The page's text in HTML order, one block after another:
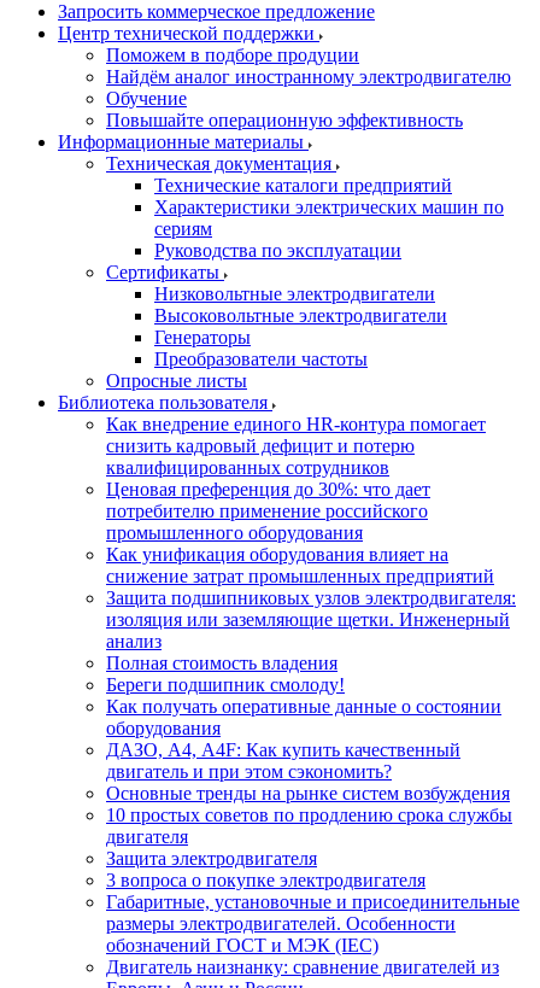
Запросить коммерческое предложение
Центр технической поддержки
Поможем в подборе продуции
Найдём аналог иностранному электродвигателю
Обучение
Повышайте операционную эффективность
Информационные материалы
Техническая документация
Технические каталоги предприятий
Характеристики электрических машин по
сериям
Руководства по эксплуатации
Сертификаты
Низковольтные электродвигатели
Высоковольтные электродвигатели
Генераторы
Преобразователи частоты
Опросные листы
Библиотека пользователя
Как внедрение единого HR-контура помогает
снизить кадровый дефицит и потерю
квалифицированных сотрудников
Ценовая преференция до 30%: что дает
потребителю применение российского
промышленного оборудования
Как унификация оборудования влияет на
снижение затрат промышленных предприятий
Защита подшипниковых узлов электродвигателя:
изоляция или заземляющие щетки. Инженерный
анализ
Полная стоимость владения
Береги подшипник смолоду!
Как получать оперативные данные о состоянии
оборудования
ДАЗО, А4, А4F: Как купить качественный
двигатель и при этом сэкономить?
Основные тренды на рынке систем возбуждения
10 простых советов по продлению срока службы
двигателя
Защита электродвигателя
3 вопроса о покупке электродвигателя
Габаритные, установочные и присоединительные
размеры электродвигателей. Особенности
обозначений ГОСТ и МЭК (IEC)
Двигатель наизнанку: сравнение двигателей из